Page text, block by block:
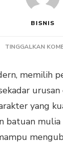
BISNIS
TINGGALKAN
memilih
urusan
yang
batuan